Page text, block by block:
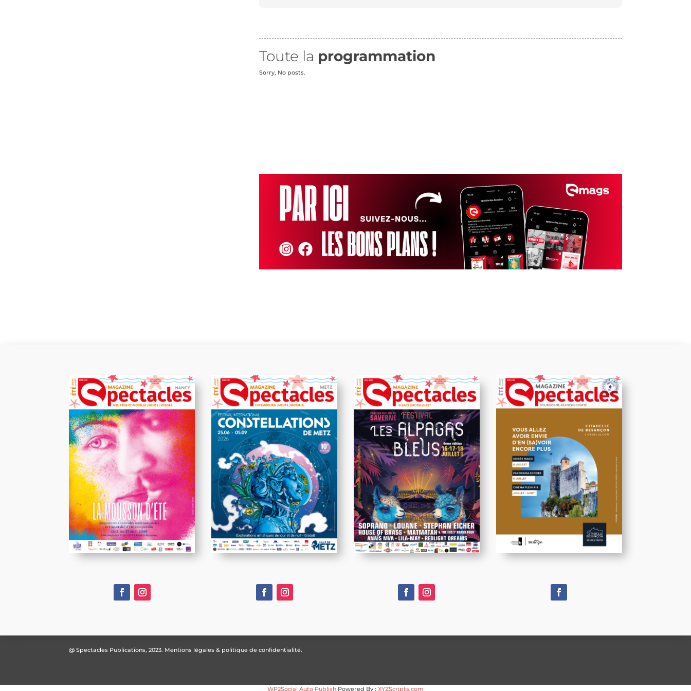
Toute la programmation
Sorry, No posts.
@ Spectacles Publications, 2023. Mentions légales & politique de confidentialité.
WP2Social Auto Publish Powered By : XYZScripts.com